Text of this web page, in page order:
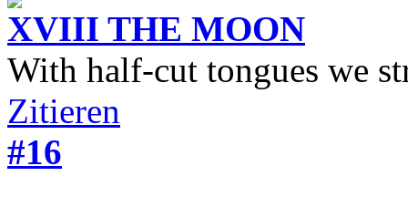
XVIII THE MOON
With half-cut tongues we
Zitieren
#16